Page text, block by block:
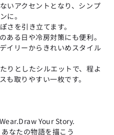
いアクセントとなり、シンプ
に。
さを引き立てます。
ある日や冷房対策にも便利。
イリーからきれいめスタイル
りとしたシルエットで、程よ
も取りやすい一枚です。
Your Story.
なたの物語を描こう